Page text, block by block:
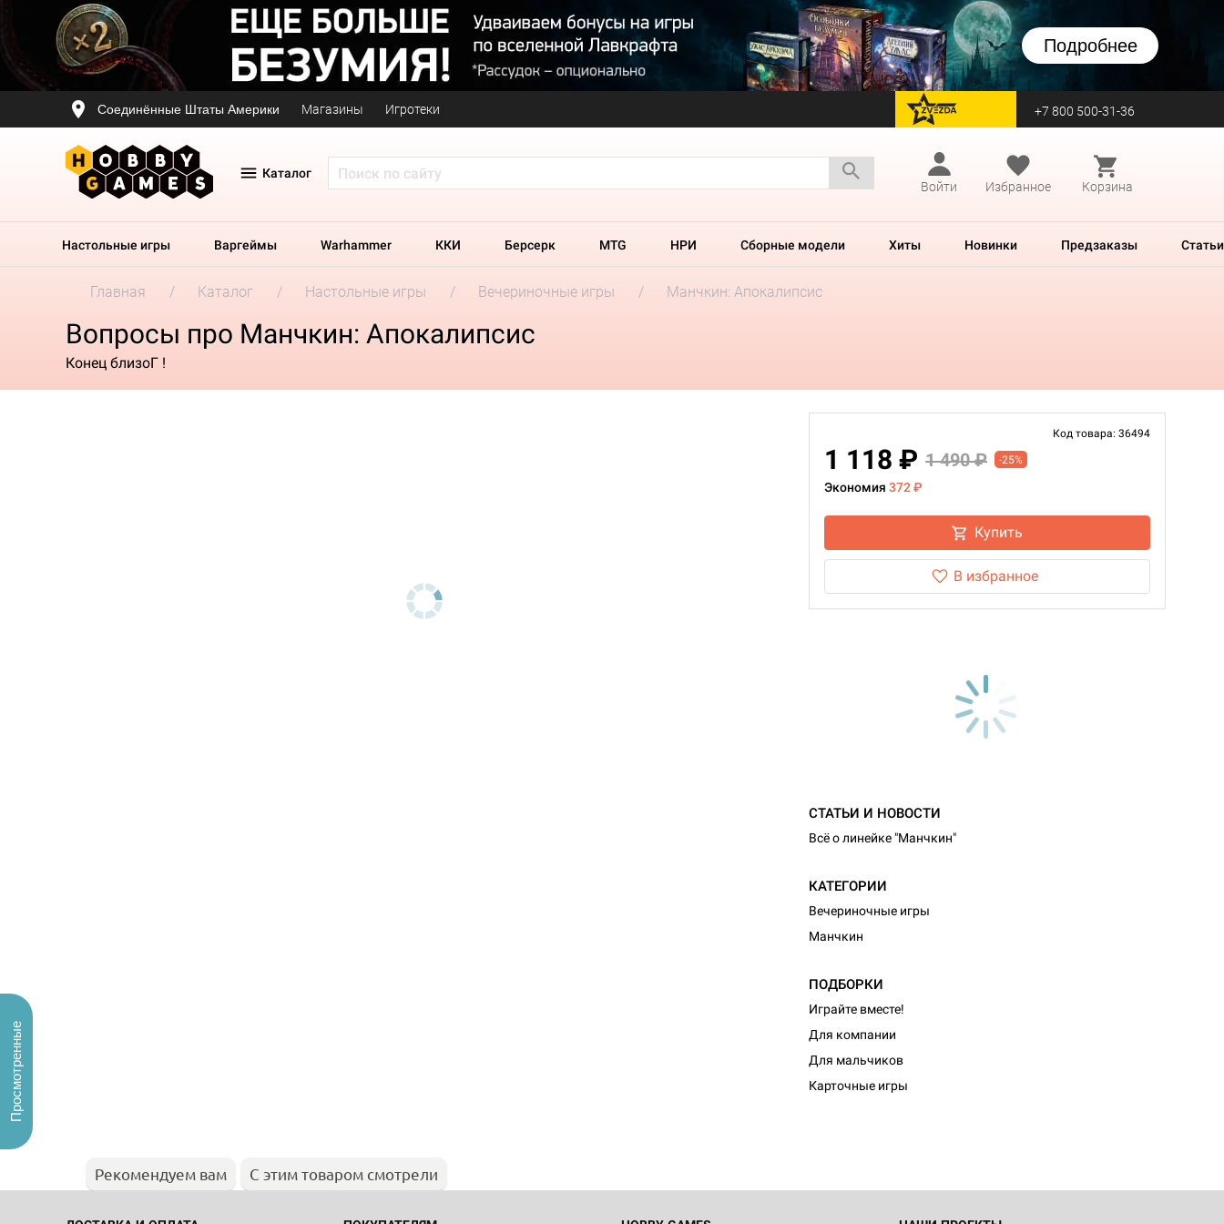
Подробнее
Соединённые Штаты Америки Магазины Игротеки перейти на Zvezda +7 800 500-31-36
Каталог
Войти
Избранное Корзина
Настольные игры Варгеймы Warhammer ККИ Берсерк MTG НРИ Сборные модели Хиты Новинки Предзаказы Статьи
Главная Каталог Настольные игры Вечериночные игры Манчкин: Апокалипсис
Вопросы про Манчкин: Апокалипсис
Конец близоГ !
Код товара: 36494
1 118 ₽ 1 490 ₽ -25%
Экономия 372 ₽
Купить
В избранное
СТАТЬИ И НОВОСТИ
Всё о линейке "Манчкин"
КАТЕГОРИИ
Вечериночные игры
Манчкин
ПОДБОРКИ
Играйте вместе!
Для компании
Для мальчиков
Карточные игры
Рекомендуем вам С этим товаром смотрели
Просмотренные
Настольная игра Hobby World Монстры
Белая смерть
12 990